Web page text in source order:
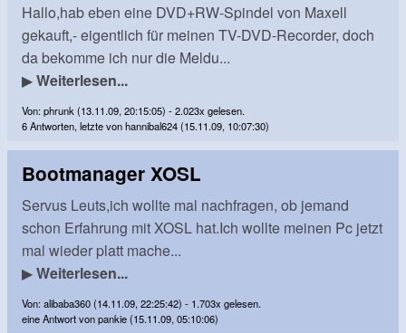
Hallo,hab eben eine DVD+RW-Spindel von Maxell
gekauft,- eigentlich für meinen TV-DVD-Recorder, doch
da bekomme ich nur die Meldu...
▶Weiterlesen...
Von: phrunk (13.11.09, 20:15:05) - 2.023x gelesen.
6 Antworten, letzte von hannibal624 (15.11.09, 10:07:30)
Bootmanager XOSL
Servus Leuts,ich wollte mal nachfragen, ob jemand
schon Erfahrung mit XOSL hat.Ich wollte meinen Pc jetzt
mal wieder platt mache...
▶Weiterlesen...
Von: alibaba360 (14.11.09, 22:25:42) - 1.703x gelesen.
eine Antwort von pankie (15.11.09, 05:10:06)